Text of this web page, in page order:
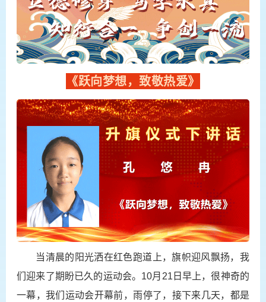
《跃向梦想，致敬热爱》
当清晨的阳光洒在红色跑道上，旗帜迎风飘扬，我
们迎来了期盼已久的运动会。 10月 21日早上，很神奇的
一幕，我们运动会开幕前，雨停了，接下来几天，都是